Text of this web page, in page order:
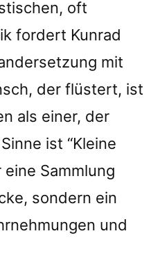
oft
fordert Kunrad
mit
der flüstert, ist
als einer, der
ist “Kleine
Sammlung
sondern ein
und